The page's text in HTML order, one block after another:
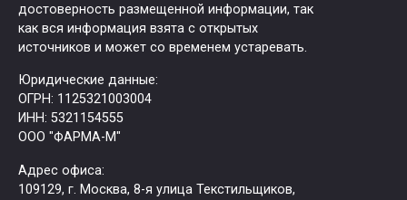
достоверность размещенной информации, так
как вся информация взята с открытых
источников и может со временем устаревать.
Юридические данные:
ОГРН: 1125321003004
ИНН: 5321154555
ООО "ФАРМА-М"
Адрес офиса:
109129, г. Москва, ​8-я улица Текстильщиков,